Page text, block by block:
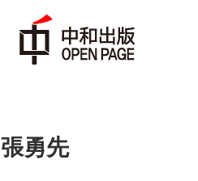
張勇先